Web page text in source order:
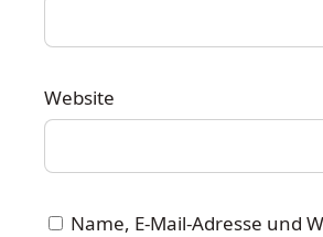
Website
Name, E-Mail-Adresse und